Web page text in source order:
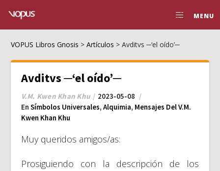
MENU
VOPUS Libros Gnosis >Artículos >Avditvs ─‘el oído’─
Avditvs ─‘el oído’─
V.M. Kwen Khan Khu
2023-05-08
En Símbolos Universales, Alquimia, Mensajes Del V.M.
Kwen Khan Khu
Muy queridos amigos/as:
Prosiguiendo con la descripción de los